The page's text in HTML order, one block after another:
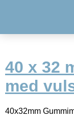
40 x 32
med
40x32mm